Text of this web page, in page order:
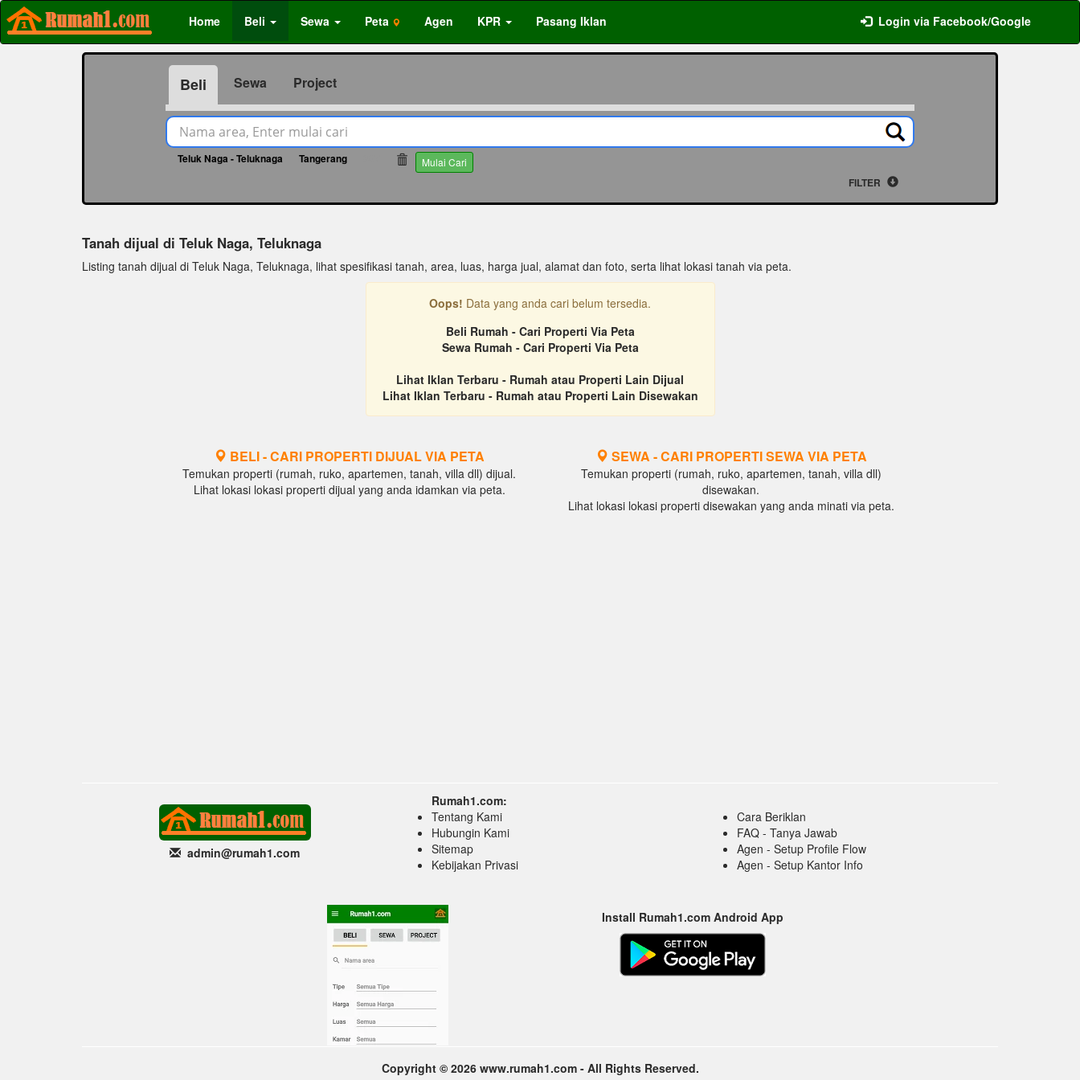
Home Beli Sewa Peta Agen KPR Pasang Iklan Login via Facebook/Google
Beli Sewa Project
Teluk Naga - Teluknaga Tangerang Mulai Cari
FILTER
Tanah dijual di Teluk Naga, Teluknaga
Listing tanah dijual di Teluk Naga, Teluknaga, lihat spesifikasi tanah, area, luas, harga jual, alamat dan foto, serta lihat lokasi tanah via peta.
Oops! Data yang anda cari belum tersedia.
Beli Rumah - Cari Properti Via Peta
Sewa Rumah - Cari Properti Via Peta
Lihat Iklan Terbaru - Rumah atau Properti Lain Dijual
Lihat Iklan Terbaru - Rumah atau Properti Lain Disewakan
BELI - CARI PROPERTI DIJUAL VIA PETA
Temukan properti (rumah, ruko, apartemen, tanah, villa dll) dijual.
Lihat lokasi lokasi properti dijual yang anda idamkan via peta.
SEWA - CARI PROPERTI SEWA VIA PETA
Temukan properti (rumah, ruko, apartemen, tanah, villa dll)
disewakan.
Lihat lokasi lokasi properti disewakan yang anda minati via peta.
admin@rumah1.com
Rumah1.com:
Tentang Kami
Hubungin Kami
Sitemap
Kebijakan Privasi
Cara Beriklan
FAQ - Tanya Jawab
Agen - Setup Profile Flow
Agen - Setup Kantor Info
Install Rumah1.com Android App
Copyright © 2026 www.rumah1.com - All Rights Reserved.